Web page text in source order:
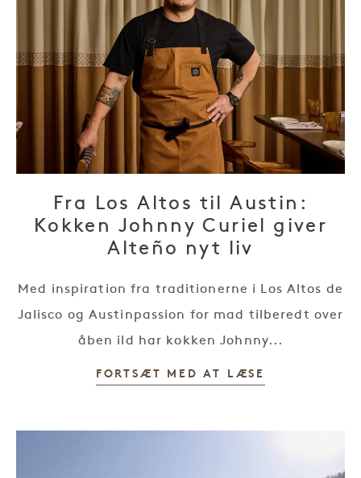
Fra Los Altos til Austin:
Kokken Johnny Curiel giver
Alteño nyt liv
Med inspiration fra traditionerne i Los Altos de
Jalisco og Austinpassion for mad tilberedt over
åben ild har kokken Johnny...
FORTSÆT MED AT LÆSE